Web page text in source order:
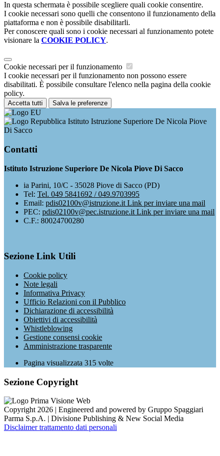
In questa schermata è possibile scegliere quali cookie consentire.
I cookie necessari sono quelli che consentono il funzionamento della
piattaforma e non è possibile disabilitarli.
Per conoscere quali sono i cookie necessari al funzionamento potete
visionare la COOKIE POLICY.
Cookie necessari per il funzionamento
I cookie necessari per il funzionamento non possono essere
disabilitati. È possibile consultare l'elenco nella pagina della cookie
policy.
Accetta tutti Salva le preferenze
Istituto Istruzione Superiore De Nicola Piove
Di Sacco
Contatti
Istituto Istruzione Superiore De Nicola Piove Di Sacco
ia Parini, 10/C - 35028 Piove di Sacco (PD)
Tel: Tel. 049 5841692 / 049.9703995
Email: pdis02100v@istruzione.it Link per inviare una mail
PEC: pdis02100v@pec.istruzione.it Link per inviare una mail
C.F.: 80024700280
Sezione Link Utili
Cookie policy
Note legali
Informativa Privacy
Ufficio Relazioni con il Pubblico
Dichiarazione di accessibilità
Obiettivi di accessibilità
Whistleblowing
Gestione consensi cookie
Amministrazione trasparente
Pagina visualizzata 315 volte
Sezione Copyright
Copyright 2026 | Engineered and powered by Gruppo Spaggiari
Parma S.p.A. | Divisione Publishing & New Social Media
Disclaimer trattamento dati personali